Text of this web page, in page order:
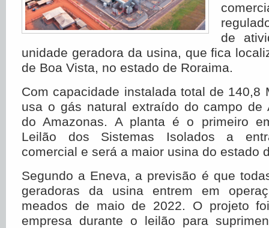
de
unidade geradora da usina, que fica
de Boa Vista, no estado de Roraima.
Com capacidade instalada total de 140,8
usa o gás natural extraído do campo de
do Amazonas. A planta é o primeiro
Leilão dos Sistemas Isolados a
comercial e será a maior usina do estado
Segundo a Eneva, a previsão é que
geradoras da usina entrem em
meados de maio de 2022. O projeto
empresa durante o leilão para